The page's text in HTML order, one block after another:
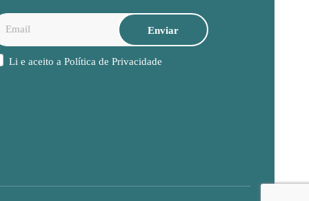
Li e aceito a Política de Privacidade